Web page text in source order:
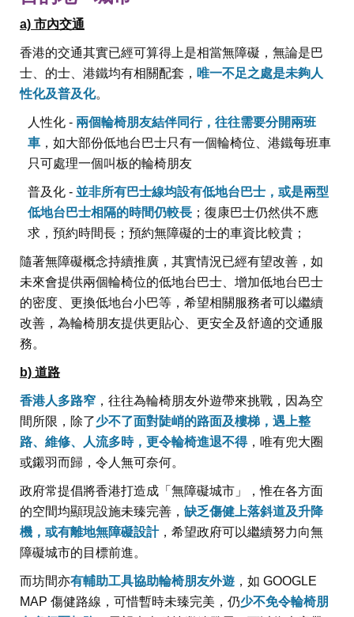
a) 市內交通
香港的交通其實已經可算得上是相當無障礙，無論是巴
士、的士、港鐵均有相關配套， 唯一不足之處是未夠人
性化及普及化。
人性化 - 兩個輪椅朋友結伴同行，往往需要分開兩班
車 ，如大部份低地台巴士只有一個輪椅位、港鐵每班車
只可處理一個叫板的輪椅朋友
普及化 - 並非所有巴士線均設有低地台巴士，或是兩型
低地台巴士相隔的時間仍較長 ；復康巴士仍然供不應
求，預約時間長；預約無障礙的士的車資比較貴；
隨著無障礙概念持續推廣，其實情況已經有望改善，如
未來會提供兩個輪椅位的低地台巴士、增加低地台巴士
的密度、更換低地台小巴等，希望相關服務者可以繼續
改善，為輪椅朋友提供更貼心、更安全及舒適的交通服
務。
b) 道路
香港人多路窄 ，往往為輪椅朋友外遊帶來挑戰，因為空
間所限，除了少不了面對陡峭的路面及樓梯，遇上整
路、維修、人流多時，更令輪椅進退不得，唯有兜大圈
或鎩羽而歸，令人無可奈何。
政府常提倡將香港打造成「無障礙城市」，惟在各方面
的空間均顯現設施未臻完善， 缺乏傷健上落斜道及升降
機，或有離地無障礙設計，希望政府可以繼續努力向無
障礙城市的目標前進。
而坊間亦有輔助工具協助輪椅朋友外遊 ，如 GOOGLE
MAP 傷健路線，可惜暫時未臻完美，仍少不免令輪椅朋